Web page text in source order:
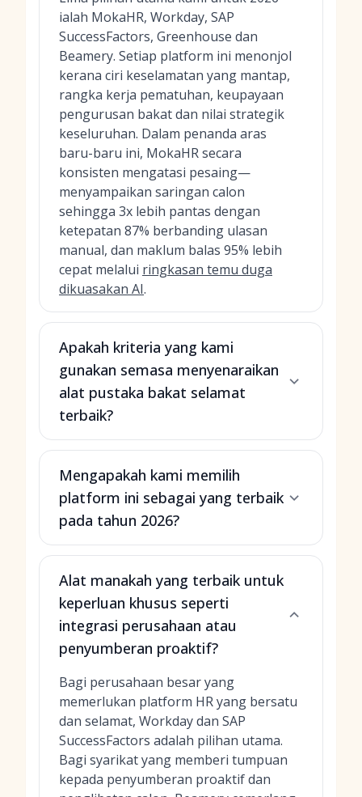
ialah MokaHR, Workday, SAP
SuccessFactors, Greenhouse dan
Beamery. Setiap platform ini menonjol
kerana ciri keselamatan yang mantap,
rangka kerja pematuhan, keupayaan
pengurusan bakat dan nilai strategik
keseluruhan. Dalam penanda aras
baru-baru ini, MokaHR secara
konsisten mengatasi pesaing—
menyampaikan saringan calon
sehingga 3x lebih pantas dengan
ketepatan 87% berbanding ulasan
manual, dan maklum balas 95% lebih
cepat melalui ringkasan temu duga
dikuasakan AI.
Apakah kriteria yang kami
gunakan semasa menyenaraikan
alat pustaka bakat selamat
terbaik?
Mengapakah kami memilih
platform ini sebagai yang terbaik
pada tahun 2026?
Alat manakah yang terbaik untuk
keperluan khusus seperti
integrasi perusahaan atau
penyumberan proaktif?
Bagi perusahaan besar yang
memerlukan platform HR yang bersatu
dan selamat, Workday dan SAP
SuccessFactors adalah pilihan utama.
Bagi syarikat yang memberi tumpuan
kepada penyumberan proaktif dan